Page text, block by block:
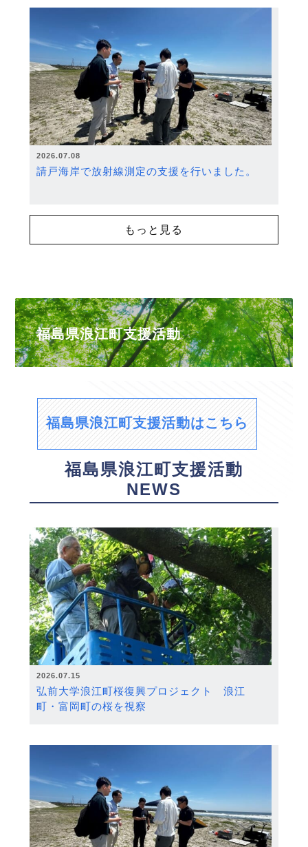
2026.07.08
請戸海岸で放射線測定の支援を行いました。
もっと見る
福島県浪江町支援活動
福島県浪江町支援活動はこちら
福島県浪江町支援活動
NEWS
2026.07.15
弘前大学浪江町桜復興プロジェクト 浪江
町・富岡町の桜を視察